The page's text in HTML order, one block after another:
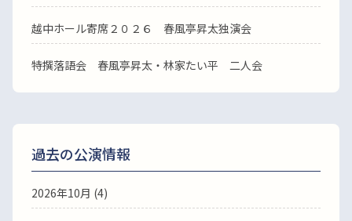
越中ホール寄席２０２６ 春風亭昇太独演会
特撰落語会 春風亭昇太・林家たい平 二人会
過去の公演情報
2026年10月 (4)